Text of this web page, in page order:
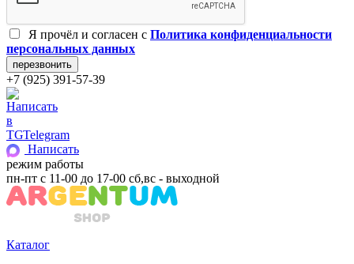
Я прочёл и согласен c Политика конфиденциальности
персональных данных
+7 (925) 391-57-39
Telegram
Написать
режим работы
пн-пт с 11-00 до 17-00 сб,вс - выходной
Каталог